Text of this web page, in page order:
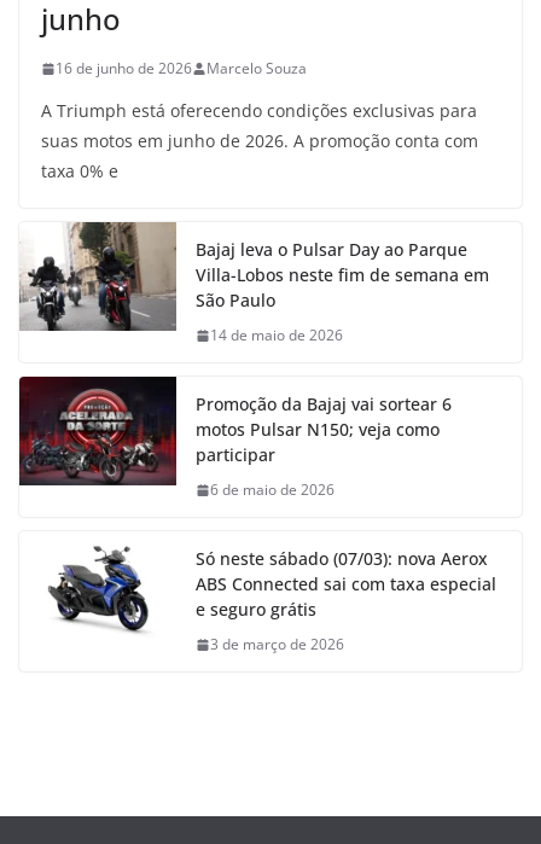
junho
16 de junho de 2026 Marcelo Souza
A Triumph está oferecendo condições exclusivas para
suas motos em junho de 2026. A promoção conta com
taxa 0% e
Bajaj leva o Pulsar Day ao Parque
Villa-Lobos neste fim de semana em
São Paulo
14 de maio de 2026
Promoção da Bajaj vai sortear 6
motos Pulsar N150; veja como
participar
6 de maio de 2026
Só neste sábado (07/03): nova Aerox
ABS Connected sai com taxa especial
e seguro grátis
3 de março de 2026